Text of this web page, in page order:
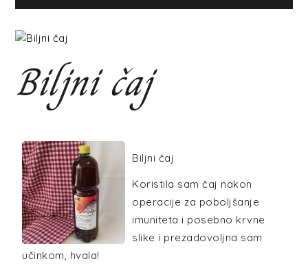
Biljni čaj
Biljni čaj
Koristila sam čaj nakon
operacije za poboljšanje
imuniteta i posebno krvne
slike i prezadovoljna sam
učinkom, hvala!